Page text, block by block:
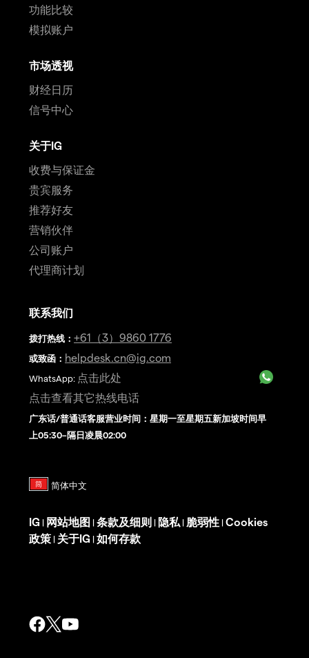
功能比较
模拟账户
市场透视
财经日历
信号中心
关于IG
收费与保证金
贵宾服务
推荐好友
营销伙伴
公司账户
代理商计划
联系我们
拨打热线 ： +61（3）9860 1776
或致函： helpdesk.cn@ig.com
WhatsApp: 点击此处
点击查看其它热线电话
广东话/普通话客服营业时间：星期一至星期五新加坡时间早
上05:30–隔日凌晨02:00
IG | 网站地图 | 条款及细则 | 隐私 | 脆弱性 | Cookies
政策 | 关于IG | 如何存款